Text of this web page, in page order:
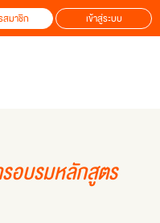
มาชิก เข้าสู่ระบบ
รอบรมหลักสูตร